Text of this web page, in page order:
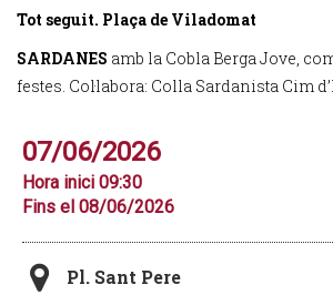
Tot seguit. Plaça de Viladomat
SARDANES amb la Cobla Berga Jove,
festes. Col·labora: Colla Sardanista Cim
07/06/2026
Hora inici 09:30
Fins el 08/06/2026
Pl. Sant Pere